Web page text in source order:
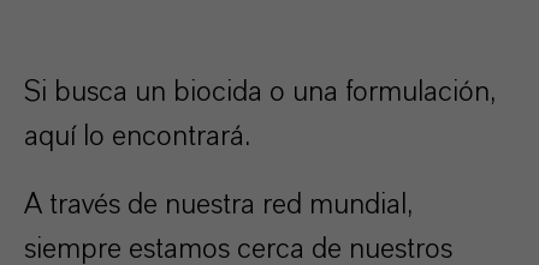
Si busca un biocida o una formulación,
aquí lo encontrará.
A través de nuestra red mundial,
siempre estamos cerca de nuestros